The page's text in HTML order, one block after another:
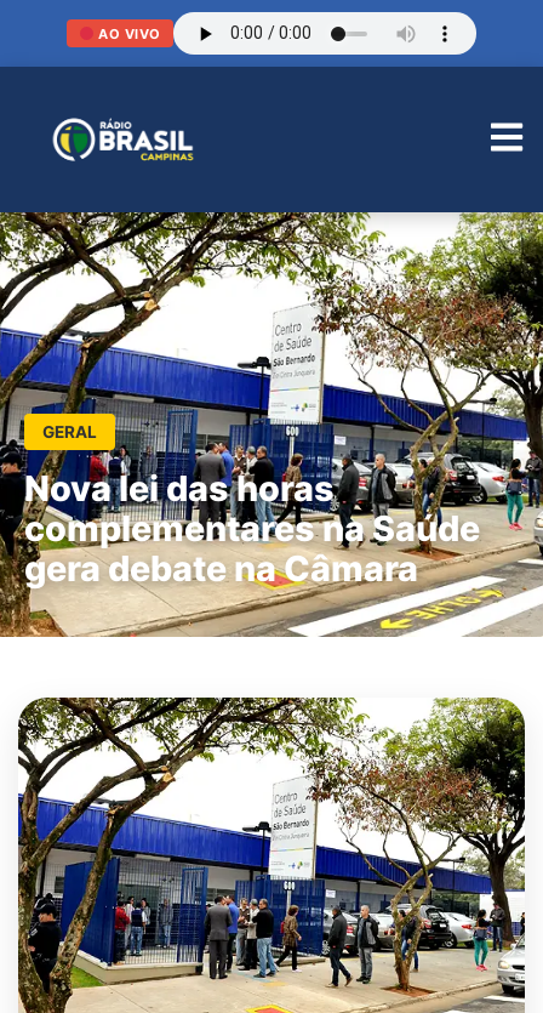
AO VIVO
GERAL
Nova lei das horas
complementares na Saúde
gera debate na Câmara